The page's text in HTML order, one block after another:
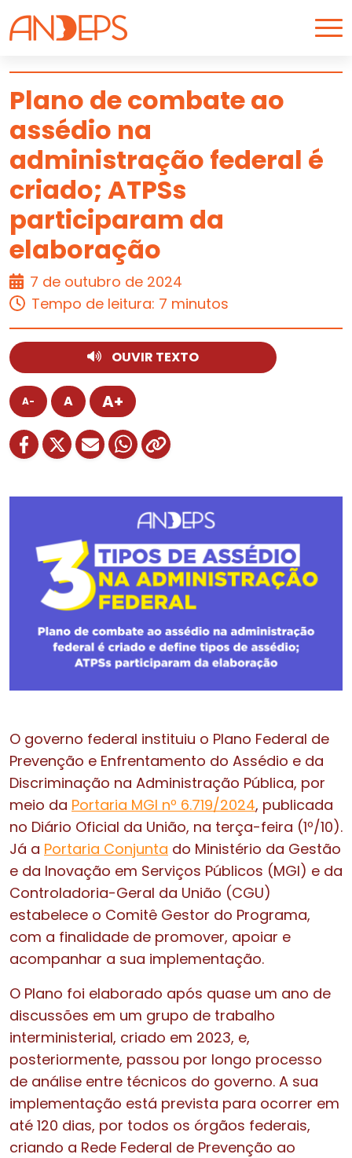
Skip to content
ARTIGO
Plano de combate ao
assédio na
administração federal é
criado; ATPSs
participaram da
elaboração
7 de outubro de 2024
Tempo de leitura: 7 minutos
OUVIR TEXTO
A- A A+
O governo federal instituiu o Plano Federal de
Prevenção e Enfrentamento do Assédio e da
Discriminação na Administração Pública, por
meio da Portaria MGI nº 6.719/2024, publicada
no Diário Oficial da União, na terça-feira (1º/10).
Já a Portaria Conjunta do Ministério da Gestão
e da Inovação em Serviços Públicos (MGI) e da
Controladoria-Geral da União (CGU)
estabelece o Comitê Gestor do Programa,
com a finalidade de promover, apoiar e
acompanhar a sua implementação.
O Plano foi elaborado após quase um ano de
discussões em um grupo de trabalho
interministerial, criado em 2023, e,
posteriormente, passou por longo processo
de análise entre técnicos do governo. A sua
implementação está prevista para ocorrer em
até 120 dias, por todos os órgãos federais,
criando a Rede Federal de Prevenção ao